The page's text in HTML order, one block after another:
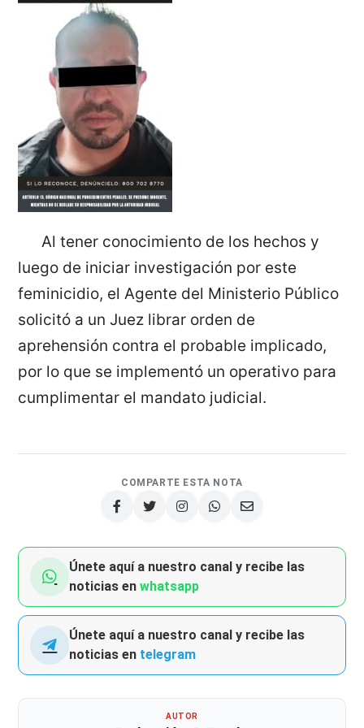
Al tener conocimiento de los hechos y
luego de iniciar investigación por este
feminicidio, el Agente del Ministerio Público
solicitó a un Juez librar orden de
aprehensión contra el probable implicado,
por lo que se implementó un operativo para
cumplimentar el mandato judicial.
COMPARTE ESTA NOTA
Únete aquí a nuestro canal y recibe las
noticias enwhatsapp
Únete aquí a nuestro canal y recibe las
noticias en telegram
AUTOR